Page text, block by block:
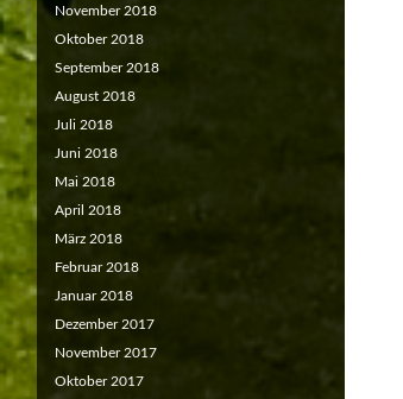
November 2018
Oktober 2018
September 2018
August 2018
Juli 2018
Juni 2018
Mai 2018
April 2018
März 2018
Februar 2018
Januar 2018
Dezember 2017
November 2017
Oktober 2017